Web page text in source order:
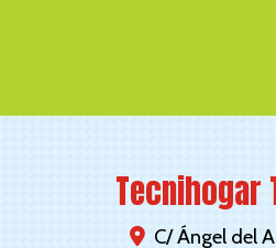
Tecnihogar
C/ Ángel del